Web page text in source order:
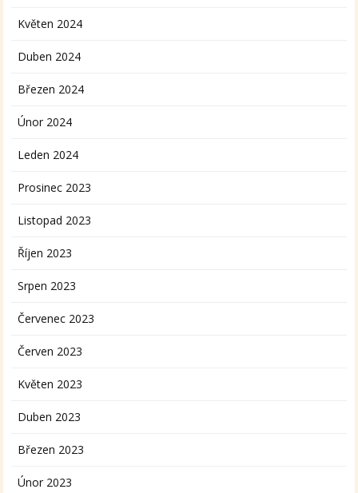
Květen 2024
Duben 2024
Březen 2024
Únor 2024
Leden 2024
Prosinec 2023
Listopad 2023
Říjen 2023
Srpen 2023
Červenec 2023
Červen 2023
Květen 2023
Duben 2023
Březen 2023
Únor 2023